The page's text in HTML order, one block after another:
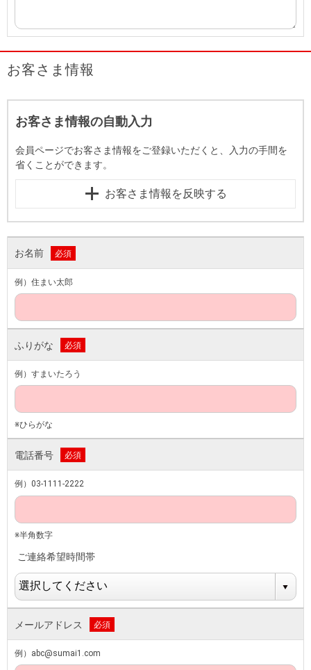
お客さま情報
お客さま情報の自動入力
会員ページでお客さま情報をご登録いただくと、入力の手間を
省くことができます。
お客さま情報を反映する
お名前 必須
例）住まい太郎
ふりがな 必須
例）すまいたろう
※ひらがな
電話番号 必須
例）03-1111-2222
※半角数字
ご連絡希望時間帯
メールアドレス 必須
例）abc@sumai1.com